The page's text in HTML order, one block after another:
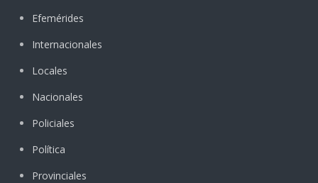
Efemérides
Internacionales
Locales
Nacionales
Policiales
Política
Provinciales